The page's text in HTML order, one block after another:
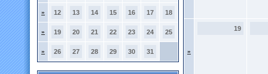
» 12 13 14 15 16 17 18
» 19 20 21 22 23 24 25
» 26 27 28 29 30 31 »
19